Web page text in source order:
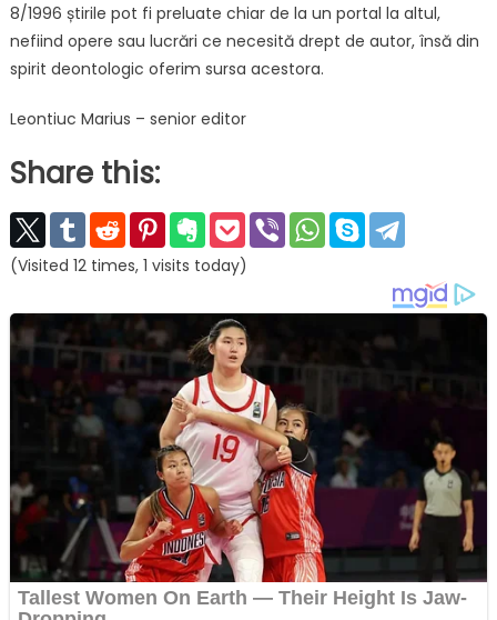
8/1996 știrile pot fi preluate chiar de la un portal la altul,
nefiind opere sau lucrări ce necesită drept de autor, însă din
spirit deontologic oferim sursa acestora.
Leontiuc Marius – senior editor
Share this:
(Visited 12 times, 1 visits today)